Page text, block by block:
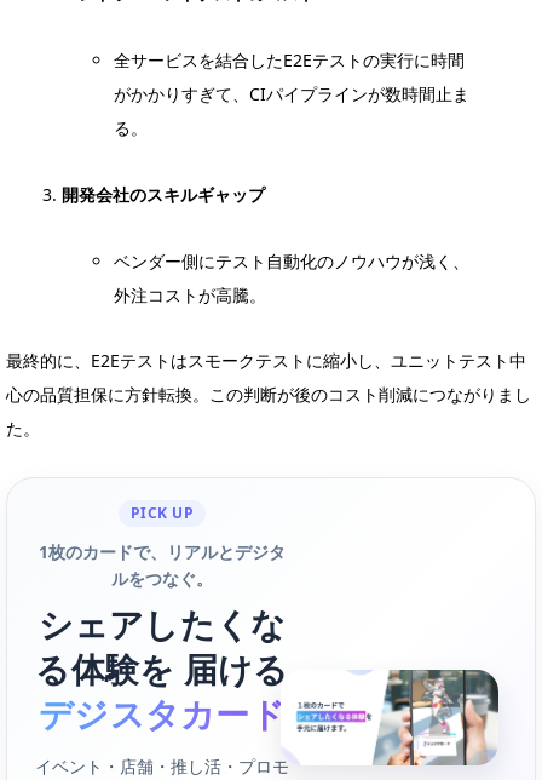
全サービスを結合したE2Eテストの実行に時間
がかかりすぎて、CIパイプラインが数時間止ま
る。
開発会社のスキルギャップ
ベンダー側にテスト自動化のノウハウが浅く、
外注コストが高騰。
最終的に、E2Eテストはスモークテストに縮小し、ユニットテスト中
心の品質担保に方針転換。この判断が後のコスト削減につながりまし
た。
PICK UP
1枚のカードで、リアルとデジタ
ルをつなぐ。
シェアしたくな
る体験を 届ける
デジスタカード
イベント・店舗・推し活・プロモ